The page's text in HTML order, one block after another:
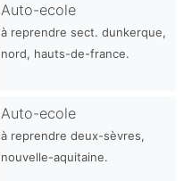
Auto-ecole
à reprendre sect. dunkerque,
nord, hauts-de-france.
Auto-ecole
à reprendre deux-sèvres,
nouvelle-aquitaine.